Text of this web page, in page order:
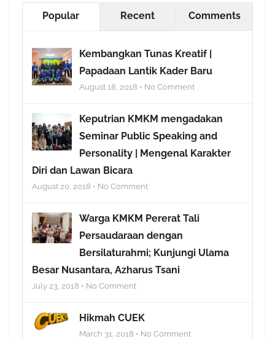
Popular Recent Comments
Kembangkan Tunas Kreatif |
Papadaan Lantik Kader Baru
August 18, 2018 • No Comment
Keputrian KMKM mengadakan
Seminar Public Speaking and
Personality | Mengenal Karakter
Diri dan Lawan Bicara
August 20, 2018 • No Comment
Warga KMKM Pererat Tali
Persaudaraan dengan
Bersilaturahmi; Kunjungi Ulama
Besar Nusantara, Azharus Tsani
July 23, 2018 • No Comment
Hikmah CUEK
March 31, 2018 • No Comment